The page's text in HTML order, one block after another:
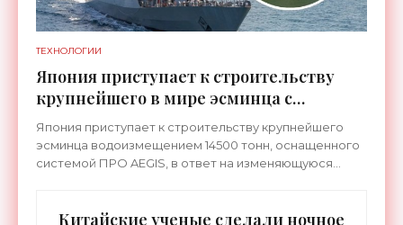
ТЕХНОЛОГИИ
Япония приступает к строительству
крупнейшего в мире эсминца с
системой ПРО AEGIS - «Оружие»
Япония приступает к строительству крупнейшего
эсминца водоизмещением 14500 тонн, оснащенного
системой ПРО AEGIS, в ответ на изменяющуюся
Китайские ученые сделали ночное